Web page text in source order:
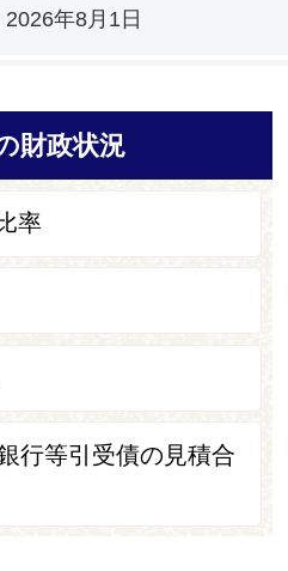
2026年8月1日
財政状況
率
行等引受債の見積合